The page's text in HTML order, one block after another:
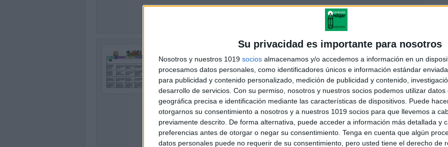
Su privacidad es importante para nosotros
Nosotros y nuestros 1019 socios almacenamos y/o accedemos a información en un
procesamos datos personales, como identificadores únicos e información estándar
para publicidad y contenido personalizado, medición de publicidad y contenido,
desarrollo de servicios. Con su permiso, nosotros y nuestros socios podemos utilizar datos
geográfica precisa e identificación mediante las características de dispositivos. Puede
otorgarnos su consentimiento a nosotros y a nuestros 1019 socios para que llevemos a
previamente descrito. De forma alternativa, puede acceder a información más detallada y
preferencias antes de otorgar o negar su consentimiento. Tenga en cuenta que algún
datos personales puede no requerir de su consentimiento, pero usted tiene el derecho de
0
Calendario matemático para el tercer CICLO de Primaria
junio 2024
Publicado el 28 mayo, 2024
A medida que los estudiantes avanzan en su educación primaria, es
fundamental proporcionarles herramientas que los mantengan
comprometidos y motivados en su aprendizaje matemático. En
Orientación Andujar, hemos diseñado el […]